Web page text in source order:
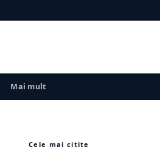
Mai mult
Cele mai citite